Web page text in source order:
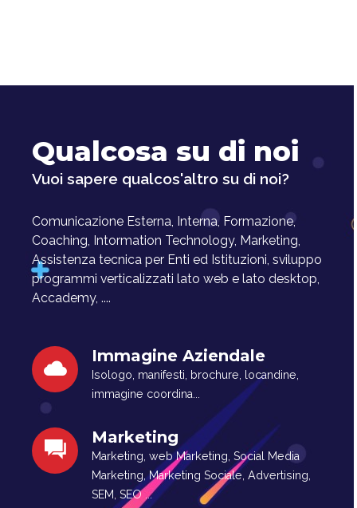
Qualcosa su di noi
Vuoi sapere qualcos'altro su di noi?
Comunicazione Esterna, Interna, Formazione,
Coaching, Intormation Technology, Marketing,
Assistenza tecnica per Enti ed Istituzioni, sviluppo
programmi verticalizzati lato web e lato desktop,
Accademy, ....
Immagine Aziendale
Isologo, manifesti, brochure, locandine,
immagine coordina...
Marketing
Marketing, web Marketing, Social Media
Marketing, Marketing Sociale, Advertising,
SEM, SEO ...